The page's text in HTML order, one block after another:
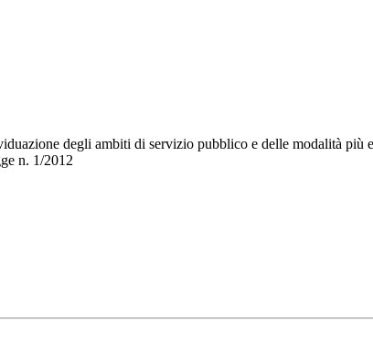
degli ambiti di servizio pubblico e delle modalità più
n. 1/2012